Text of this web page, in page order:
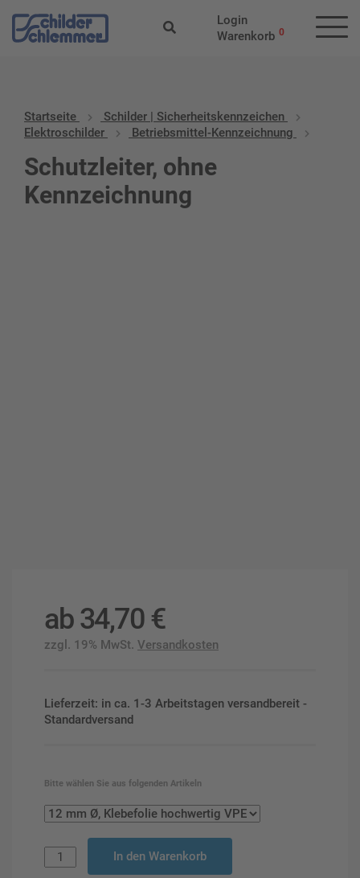
Login
Warenkorb 0
Startseite
Schilder | Sicherheitskennzeichen
Elektroschilder
Betriebsmittel-Kennzeichnung
Schutzleiter, ohne
Kennzeichnung
ab34,70 €
zzgl. 19% MwSt. Versandkosten
Lieferzeit: in ca. 1-3 Arbeitstagen versandbereit -
Standardversand
Bitte wählen Sie aus folgenden Artikeln
In den Warenkorb